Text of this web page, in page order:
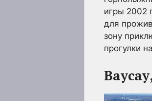
игры 2002
для
зону
прогулки